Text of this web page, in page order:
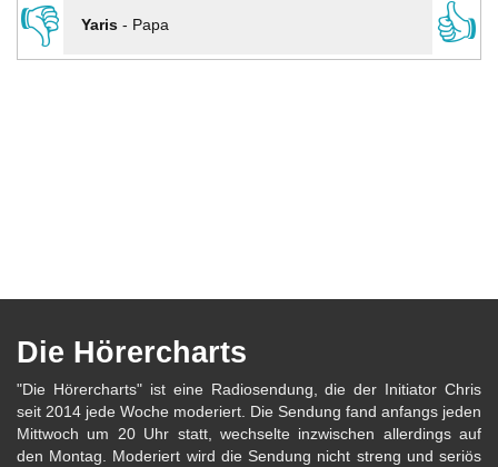
👎
Yaris- Papa 👍
Die Hörercharts
"Die Hörercharts" ist eine Radiosendung, die der Initiator Chris
seit 2014 jede Woche moderiert. Die Sendung fand anfangs jeden
Mittwoch um 20 Uhr statt, wechselte inzwischen allerdings auf
den Montag. Moderiert wird die Sendung nicht streng und seriös